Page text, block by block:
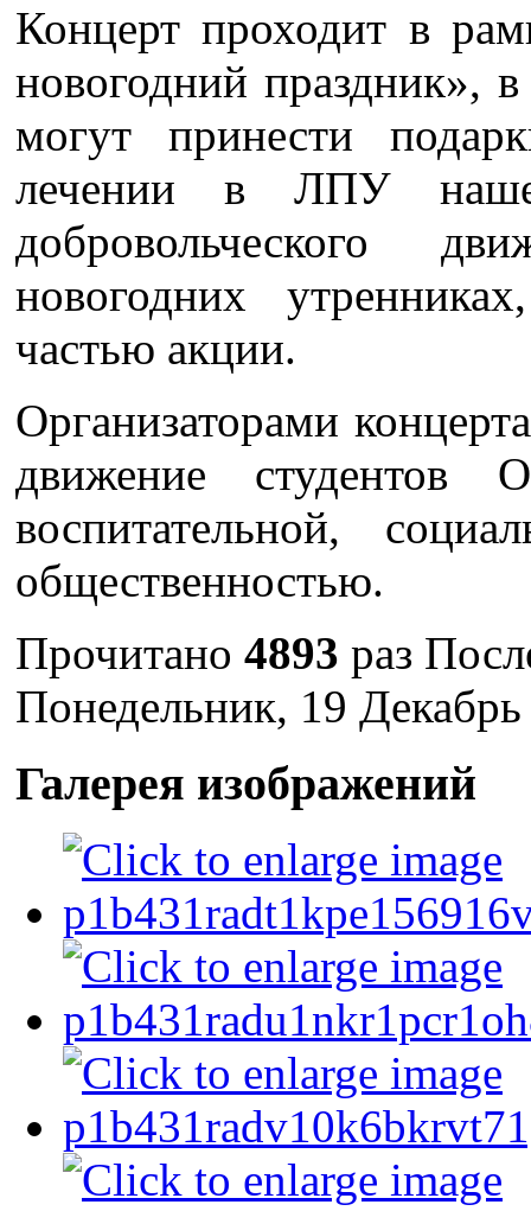
Концерт проходит в
новогодний праздник»,
могут принести
лечении в ЛПУ
добровольческого
новогодних
частью акции.
Организаторами
движение
воспитательной,
общественностью.
Прочитано 4893 раз
Понедельник, 19
Галерея изображений